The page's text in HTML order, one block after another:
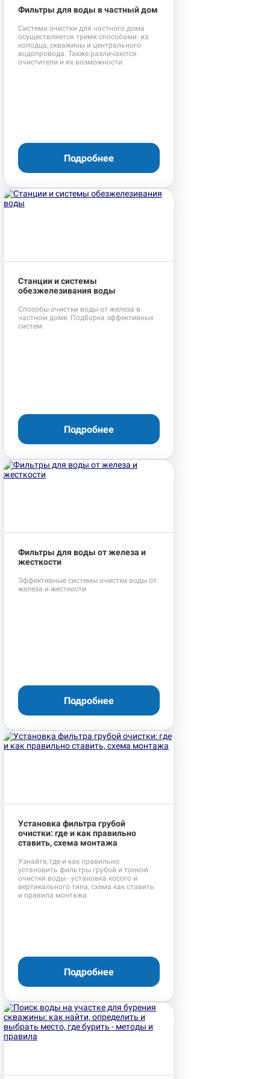
Фильтры для воды в частный дом
Система очистки для частного дома
осуществляется тремя способами: из
колодца, скважины и центрального
водопровода. Также различаются
очистители и их возможности.
Подробнее
Станции и системы
обезжелезивания воды
Способы очистки воды от железа в
частном доме. Подборка эффективных
систем.
Подробнее
Фильтры для воды от железа и
жесткости
Эффективные системы очистки воды от
железа и жесткости
Подробнее
Установка фильтра грубой
очистки: где и как правильно
ставить, схема монтажа
Узнайте, где и как правильно
установить фильтры грубой и тонкой
очистки воды - установка косого и
вертикального типа, схема как ставить
и правила монтажа
Подробнее